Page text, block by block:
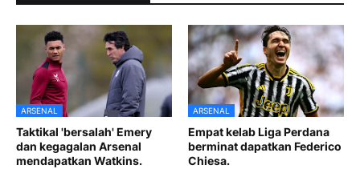
ARSENAL
Taktikal 'bersalah' Emery
dan kegagalan Arsenal
mendapatkan Watkins.
ARSENAL
Empat kelab Liga Perdana
berminat dapatkan Federico
Chiesa.